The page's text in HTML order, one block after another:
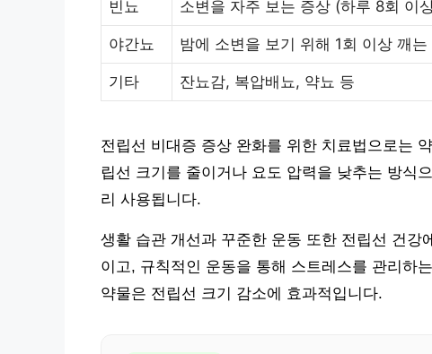
빈뇨 소변을 자주 보는 증상 (하루 8회 이
야간뇨 밤에 소변을 보기 위해 1회 이상 깨는
기타 잔뇨감, 복압배뇨, 약뇨 등
전립선 비대증 증상 완화를 위한 치료법으로는
립선 크기를 줄이거나 요도 압력을 낮추는 방식
리 사용됩니다.
생활 습관 개선과 꾸준한 운동 또한 전립선 건
이고, 규칙적인 운동을 통해 스트레스를 관리하
약물은 전립선 크기 감소에 효과적입니다.